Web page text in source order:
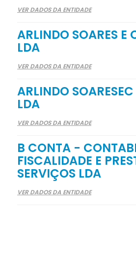
VER DADOS DA ENTIDADE
ARLINDO SOARES E
LDA
VER DADOS DA ENTIDADE
ARLINDO SOARESEC
LDA
VER DADOS DA ENTIDADE
B CONTA -
FISCALIDADE E
SERVIÇOS LDA
VER DADOS DA ENTIDADE